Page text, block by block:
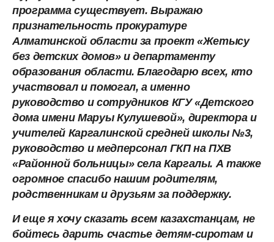
программа существует. Выражаю
признательность прокуратуре
Алматинской области за проект «Жетысу
без детских домов» и департаменту
образования области.Благодарю всех, кто
участвовал и помогал, а именно
руководство и сотрудников КГУ «Детского
дома имени Маруы Кулушевой», директора и
учителей Каргалинской средней школы №3,
руководство и медперсонал ГКП на ПХВ
«Районной больницы» села Каргалы. А также
огромное спасибо нашим родителям,
родственникам и друзьям за поддержку.
И еще я хочу сказать всем казахстанцам, не
бойтесь дарить счастье детям-сиротам и